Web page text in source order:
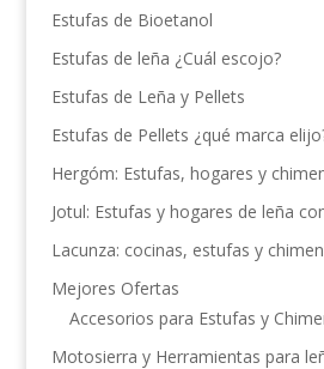
Estufas de Bioetanol
Estufas de leña ¿Cuál escojo?
Estufas de Leña y Pellets
Estufas de Pellets ¿qué marca
Hergóm: Estufas, hogares y
Jotul: Estufas y hogares de leña
Lacunza: cocinas, estufas y
Mejores Ofertas
Accesorios para Estufas y
Motosierra y Herramientas para